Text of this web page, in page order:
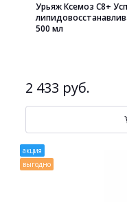
Урьяж Ксемоз С8+
500 мл
2 433 руб.
акция
выгодно